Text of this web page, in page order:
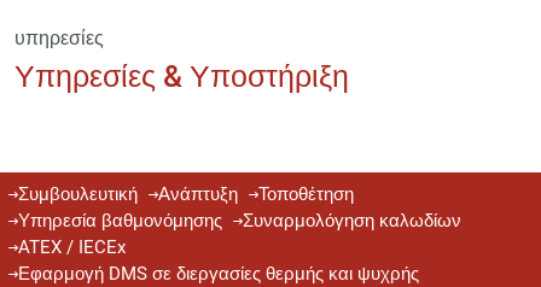
υπηρεσίες
Υπηρεσίες & Υποστήριξη
Συμβουλευτική Ανάπτυξη
Τοποθέτηση
Υπηρεσία βαθμονόμησης
Συναρμολόγηση καλωδίων
ATEX / IECEx
Εφαρμογή DMS σε διεργασίες θερμής και ψυχρής